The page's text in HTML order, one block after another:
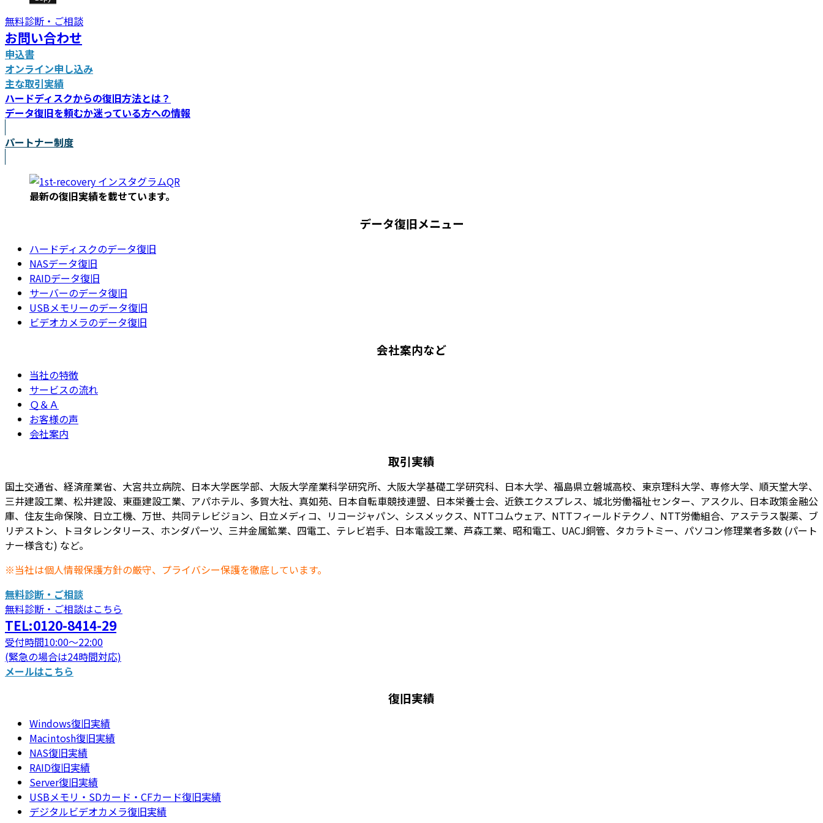
無料診断・ご相談
お問い合わせ
申込書
オンライン申し込み
主な取引実績
ハードディスクからの復旧方法とは？
データ復旧を頼むか迷っている方への情報
パートナー制度
最新の復旧実績を載せています。
データ復旧メニュー
ハードディスクのデータ復旧
NASデータ復旧
RAIDデータ復旧
サーバーのデータ復旧
USBメモリーのデータ復旧
ビデオカメラのデータ復旧
会社案内など
当社の特徴
サービスの流れ
Ｑ＆Ａ
お客様の声
会社案内
取引実績
国土交通省、経済産業省、大宮共立病院、日本大学医学部、大阪大学産業科学研究所、大阪大学基礎工学研究科、日本大学、福島県立磐城高校、東京理科大学、専修大学、順天堂大学、
三井建設工業、松井建設、東亜建設工業、アパホテル、多賀大社、真如苑、日本自転車競技連盟、日本栄養士会、近鉄エクスプレス、城北労働福祉センター、アスクル、日本政策金融公
庫、住友生命保険、日立工機、万世、共同テレビジョン、日立メディコ、リコージャパン、シスメックス、NTTコムウェア、NTTフィールドテクノ、NTT労働組合、アステラス製薬、ブ
リヂストン、トヨタレンタリース、ホンダパーツ、三井金属鉱業、四電工、テレビ岩手、日本電設工業、芦森工業、昭和電工、UACJ銅管、タカラトミー、パソコン修理業者多数 (パート
ナー様含む) など。
※当社は個人情報保護方針の厳守、プライバシー保護を徹底しています。
無料診断・ご相談
無料診断・ご相談はこちら
TEL:0120-8414-29
受付時間10:00～22:00
(緊急の場合は24時間対応)
メールはこちら
復旧実績
Windows復旧実績
Macintosh復旧実績
NAS復旧実績
RAID復旧実績
Server復旧実績
USBメモリ・SDカード・CFカード復旧実績
デジタルビデオカメラ復旧実績